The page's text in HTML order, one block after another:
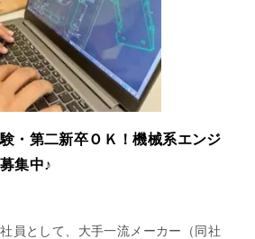
験・第二新卒ＯＫ！機械系エンジ
集中♪
員として、大手一流メーカー（同社